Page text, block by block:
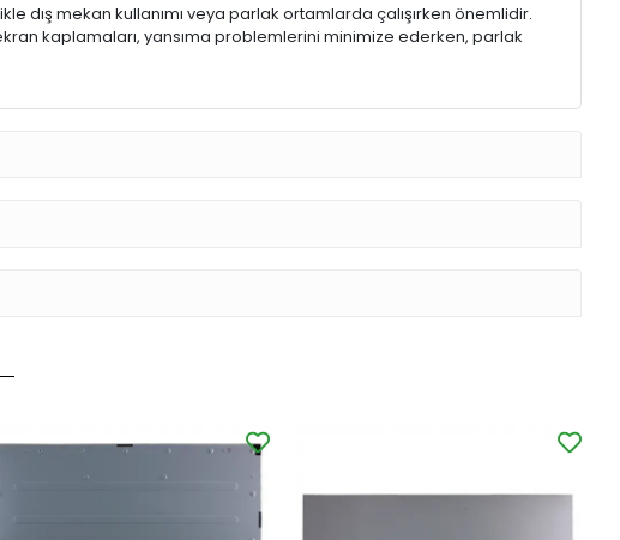
dış mekan kullanımı veya parlak ortamlarda çalışırken önemlidir.
kaplamaları, yansıma problemlerini minimize ederken, parlak